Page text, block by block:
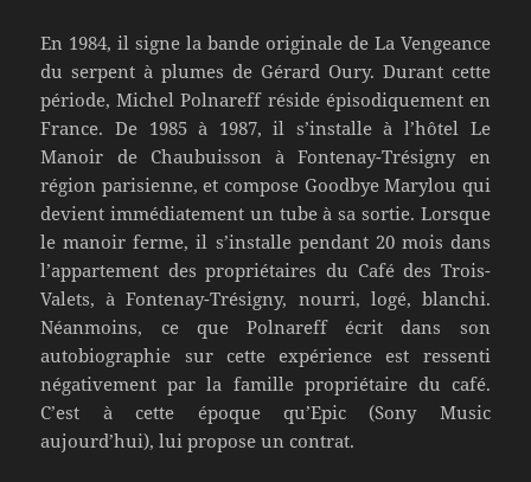
En 1984, il signe la bande originale de La Vengeance
du serpent à plumes de Gérard Oury. Durant cette
période, Michel Polnareff réside épisodiquement en
France. De 1985 à 1987, il s’installe à l’hôtel Le
Manoir de Chaubuisson à Fontenay-Trésigny en
région parisienne, et compose Goodbye Marylou qui
devient immédiatement un tube à sa sortie. Lorsque
le manoir ferme, il s’installe pendant 20 mois dans
l’appartement des propriétaires du Café des Trois-
Valets, à Fontenay-Trésigny, nourri, logé, blanchi.
Néanmoins, ce que Polnareff écrit dans son
autobiographie sur cette expérience est ressenti
négativement par la famille propriétaire du café.
C’est à cette époque qu’Epic (Sony Music
aujourd’hui), lui propose un contrat.